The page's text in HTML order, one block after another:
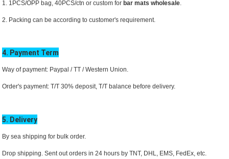
1. 1PCS/OPP bag, 40PCS/ctn or custom for bar mats wholesale.
2. Packing can be according to customer's requirement.
4. Payment Term
Way of payment: Paypal / TT /Western Union.
Order's payment: T/T 30% deposit, T/T balance before delivery.
5. Delivery
By sea shipping for bulk order.
Drop shipping. Sent out orders in 24 hours by TNT, DHL, EMS, FedEx, etc.